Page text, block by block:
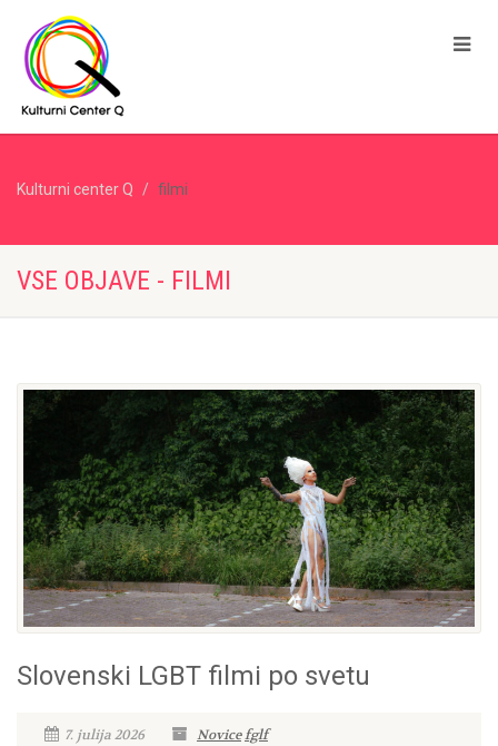
Kulturni center Q filmi
VSE OBJAVE - FILMI
Slovenski LGBT filmi po svetu
7. julija 2026 Novicefglf